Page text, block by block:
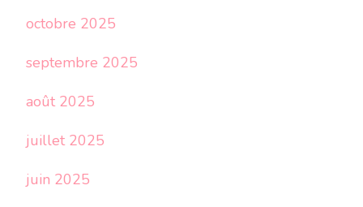
octobre 2025
septembre 2025
août 2025
juillet 2025
juin 2025